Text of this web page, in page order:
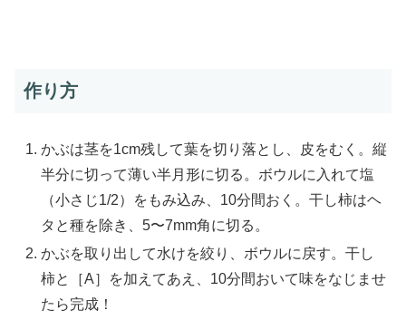
作り方
かぶは茎を1cm残して葉を切り落とし、皮をむく。縦
半分に切って薄い半月形に切る。ボウルに入れて塩
（小さじ1/2）をもみ込み、10分間おく。干し柿はヘ
タと種を除き、5〜7mm角に切る。
かぶを取り出して水けを絞り、ボウルに戻す。干し
柿と［A］を加えてあえ、10分間おいて味をなじませ
たら完成！